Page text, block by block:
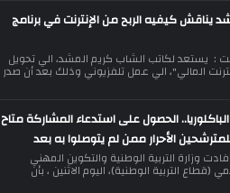
يناقش كيفيه الربح من الإنترنت في برنامج
: يستعد لكاتب الشاب كريم المشد، الي تحويل
المالي"، الي عمل تلفزيوني وذلك بعد أن صدر
الحصول على استدعاء المشاركة متاح
الأحرار ممن لم يتوصلوا به بعد
وزارة التربية الوطنية والتكوين المهني
(قطاع التربية الوطنية)، اليوم الاثنين ، بأن